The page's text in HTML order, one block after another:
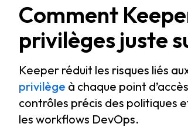
Comment
privilèges juste
Keeper réduit les risques liés
privilège à chaque point
contrôles précis des politiques
les workflows DevOps.